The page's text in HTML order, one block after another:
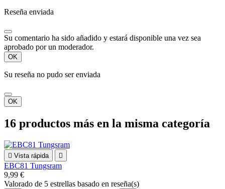
Reseña enviada
Su comentario ha sido añadido y estará disponible una vez sea
aprobado por un moderador.
OK
Su reseña no pudo ser enviada
OK
16 productos más en la misma categoría
 Vista rápida 
EBC81 Tungsram
9,99 €
Valorado de 5 estrellas basado en reseña(s)